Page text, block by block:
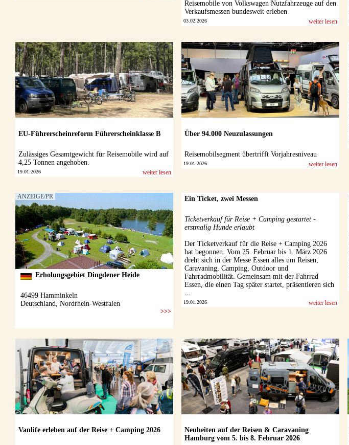
Reisemobile von Volkswagen Nutzfahrzeuge auf den
Verkaufsmessen bundesweit erleben
03.02.2026 weiter lesen
EU-Führerscheinreform Führerscheinklasse B
Zulässiges Gesamtgewicht für Reisemobile wird auf
4,25 Tonnen angehoben.
19.01.2026 weiter lesen
Über 94.000 Neuzulassungen
Reisemobilsegment übertrifft Vorjahresniveau
19.01.2026 weiter lesen
Ein Ticket, zwei Messen
Ticketverkauf für Reise + Camping gestartet -
erstmalig Hunde erlaubt
Der Ticketverkauf für die Reise + Camping 2026
hat begonnen. Vom 25. Februar bis 1. März 2026
dreht sich in der Messe Essen alles um Reisen,
Caravaning, Camping, Outdoor und
Fahrradmobilität. Gemeinsam mit der Fahrrad
Essen, die einen Tag später startet, präsentieren sich
19.01.2026 weiter lesen
Vanlife erleben auf der Reise + Camping 2026
Neuheiten auf der Reisen & Caravaning
Hamburg vom 5. bis 8. Februar 2026